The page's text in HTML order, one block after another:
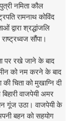
नमिता कौल
रामनाथ कोविंद
द्वारा श्रद्धांजलि
सौंपा।
पर रखे जाने के बाद
को नम करने के बाद
चिता को मुखाग्नि दी
वाजपेयी अमर
गूंज उठा। वाजपेयी के
बहन को सहयोग